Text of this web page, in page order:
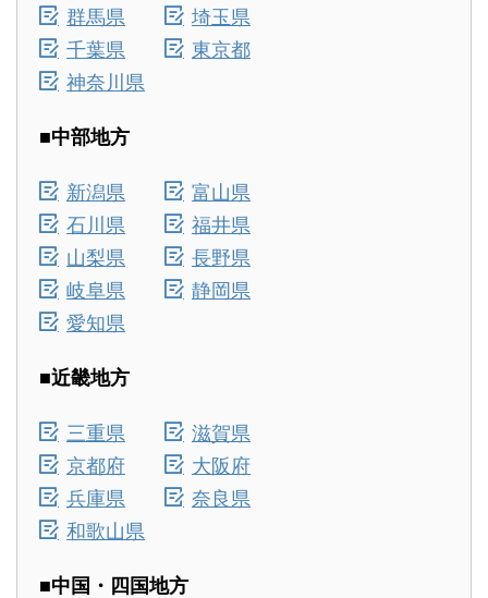
群馬県
埼玉県
千葉県
東京都
神奈川県
■中部地方
新潟県
富山県
石川県
福井県
山梨県
長野県
岐阜県
静岡県
愛知県
■近畿地方
三重県
滋賀県
京都府
大阪府
兵庫県
奈良県
和歌山県
■中国・四国地方